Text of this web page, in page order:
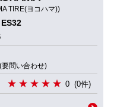
TIRE(ヨコハマ))
問い合わせ)
0 (0件)